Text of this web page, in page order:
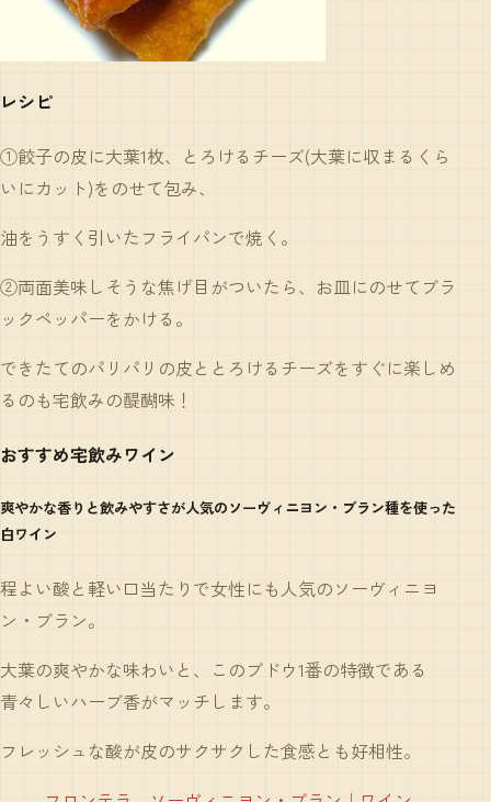
レシピ
①餃子の皮に大葉1枚、とろけるチーズ(大葉に収まるくら
いにカット)をのせて包み、
油をうすく引いたフライパンで焼く。
②両面美味しそうな焦げ目がついたら、お皿にのせてブラ
ックペッパーをかける。
できたてのパリパリの皮ととろけるチーズをすぐに楽しめ
るのも宅飲みの醍醐味！
おすすめ宅飲みワイン
爽やかな香りと飲みやすさが人気のソーヴィニヨン・ブラン種を使った
白ワイン
程よい酸と軽い口当たりで女性にも人気のソーヴィニヨ
ン・ブラン。
大葉の爽やかな味わいと、このブドウ1番の特徴である
青々しいハーブ香がマッチします。
フレッシュな酸が皮のサクサクした食感とも好相性。